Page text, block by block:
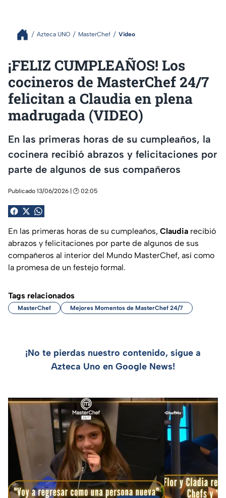
Azteca UNO MasterChef Video
¡FELIZ CUMPLEAÑOS! Los
cocineros de MasterChef 24/7
felicitan a Claudia en plena
madrugada (VIDEO)
En las primeras horas de su cumpleaños, la
cocinera recibió abrazos y felicitaciones por
parte de algunos de sus compañeros
Publicado 13/06/2026 | 🕑 02:05
En las primeras horas de su cumpleaños, Claudia recibió
abrazos y felicitaciones por parte de algunos de sus
compañeros al interior del Mundo MasterChef, así como
la promesa de un festejo formal.
Tags relacionados
MasterChef Mejores Momentos de MasterChef 24/7
¡No te pierdas nuestro contenido, sigue a
Azteca Uno en Google News!